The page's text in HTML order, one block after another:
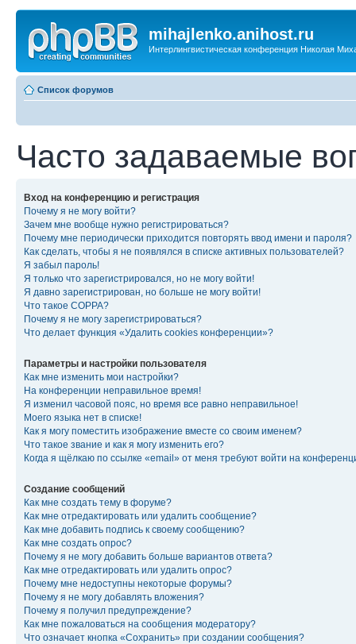
mihajlenko.anihost.ru
Интерлингвистическая конференция Николая
Список форумов
Часто задаваемые
Вход на конференцию и регистрация
Почему я не могу войти?
Зачем мне вообще нужно регистрироваться?
Почему мне периодически приходится повторять ввод имени и пароля?
Как сделать, чтобы я не появлялся в списке активных пользователей?
Я забыл пароль!
Я только что зарегистрировался, но не могу войти!
Я давно зарегистрирован, но больше не могу войти!
Что такое COPPA?
Почему я не могу зарегистрироваться?
Что делает функция «Удалить cookies конференции»?
Параметры и настройки пользователя
Как мне изменить мои настройки?
На конференции неправильное время!
Я изменил часовой пояс, но время все равно неправильное!
Моего языка нет в списке!
Как я могу поместить изображение вместе со своим именем?
Что такое звание и как я могу изменить его?
Когда я щёлкаю по ссылке «email» от меня требуют войти на
Создание сообщений
Как мне создать тему в форуме?
Как мне отредактировать или удалить сообщение?
Как мне добавить подпись к своему сообщению?
Как мне создать опрос?
Почему я не могу добавить больше вариантов ответа?
Как мне отредактировать или удалить опрос?
Почему мне недоступны некоторые форумы?
Почему я не могу добавлять вложения?
Почему я получил предупреждение?
Как мне пожаловаться на сообщения модератору?
Что означает кнопка «Сохранить» при создании сообщения?